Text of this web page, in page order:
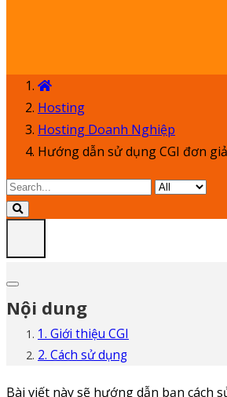
Hosting
Hosting Doanh Nghiệp
Hướng dẫn sử dụng CGI đơn
Nội dung
1. Giới thiệu CGI
2. Cách sử dụng
Bài viết này sẽ hướng dẫn bạn cách